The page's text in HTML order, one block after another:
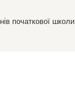
початкової